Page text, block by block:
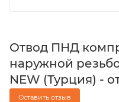
Отвод ПНД
наружной
NEW (Турция) -
Оставить отзыв